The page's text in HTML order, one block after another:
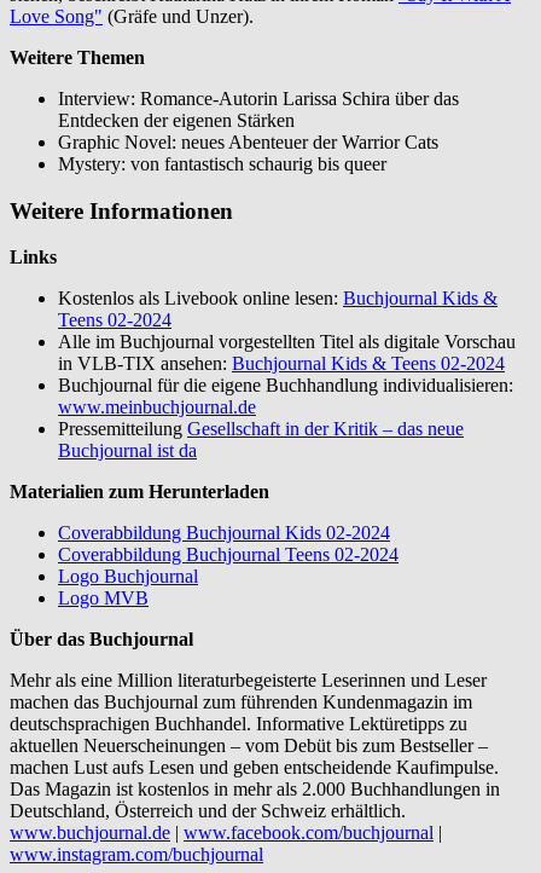
Love Song" (Gräfe und Unzer).
Weitere Themen
Interview: Romance-Autorin Larissa Schira über das
Entdecken der eigenen Stärken
Graphic Novel: neues Abenteuer der Warrior Cats
Mystery: von fantastisch schaurig bis queer
Weitere Informationen
Links
Kostenlos als Livebook online lesen: Buchjournal Kids &
Teens 02-2024
Alle im Buchjournal vorgestellten Titel als digitale Vorschau
in VLB-TIX ansehen: Buchjournal Kids & Teens 02-2024
Buchjournal für die eigene Buchhandlung individualisieren:
www.meinbuchjournal.de
Pressemitteilung Gesellschaft in der Kritik – das neue
Buchjournal ist da
Materialien zum Herunterladen
Coverabbildung Buchjournal Kids 02-2024
Coverabbildung Buchjournal Teens 02-2024
Logo Buchjournal
Logo MVB
Über das Buchjournal
Mehr als eine Million literaturbegeisterte Leserinnen und Leser
machen das Buchjournal zum führenden Kundenmagazin im
deutschsprachigen Buchhandel. Informative Lektüretipps zu
aktuellen Neuerscheinungen – vom Debüt bis zum Bestseller –
machen Lust aufs Lesen und geben entscheidende Kaufimpulse.
Das Magazin ist kostenlos in mehr als 2.000 Buchhandlungen in
Deutschland, Österreich und der Schweiz erhältlich.
www.buchjournal.de | www.facebook.com/buchjournal |
www.instagram.com/buchjournal